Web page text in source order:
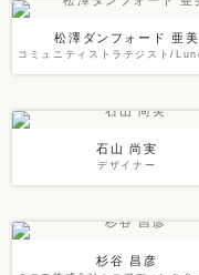
松澤ダンフォード 亜美
石山 尚実
デザイナー
杉谷 昌彦